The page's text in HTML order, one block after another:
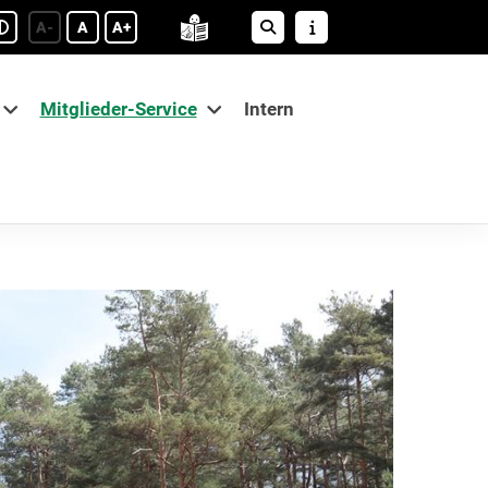
A- A A+
Mitglieder-Service Intern